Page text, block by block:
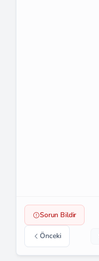
Sorun Bildir
Önceki